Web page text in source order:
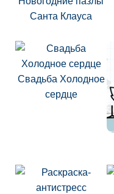
Санта Клауса
Свадьба Холодное
сердце